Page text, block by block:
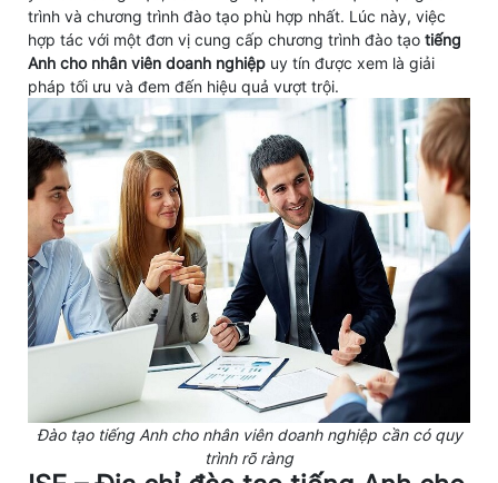
trình và chương trình đào tạo phù hợp nhất. Lúc này, việc
hợp tác với một đơn vị cung cấp chương trình đào tạo tiếng
Anh cho nhân viên doanh nghiệp uy tín được xem là giải
pháp tối ưu và đem đến hiệu quả vượt trội.
Đào tạo tiếng Anh cho nhân viên doanh nghiệp cần có quy
trình rõ ràng